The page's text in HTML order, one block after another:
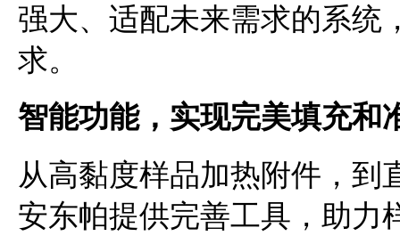
强大、适配未来需求的系统
求。
智能功能，实现完美填充和
从高黏度样品加热附件，到
安东帕提供完善工具，助力